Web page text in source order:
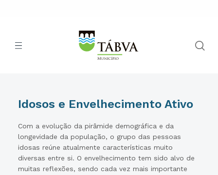
Idosos e Envelhecimento Ativo
Com a evolução da pirâmide demográfica e da
longevidade da população, o grupo das pessoas
idosas reúne atualmente características muito
diversas entre si. O envelhecimento tem sido alvo de
muitas reflexões, sendo cada vez mais importante